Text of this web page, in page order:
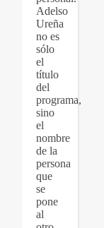
Adelso
Ureña
no es
sólo
el
título
del
programa,
sino
el
nombre
de la
persona
que
se
pone
al